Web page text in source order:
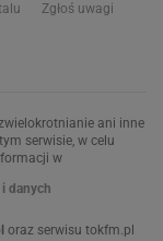
Zgłoś uwagi
ani inne
serwisie, w celu
w
danych
oraz serwisu tokfm.pl